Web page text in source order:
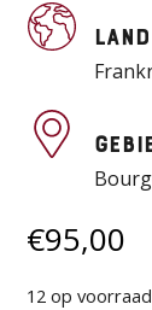
Land
€95,00
12 op voorraad